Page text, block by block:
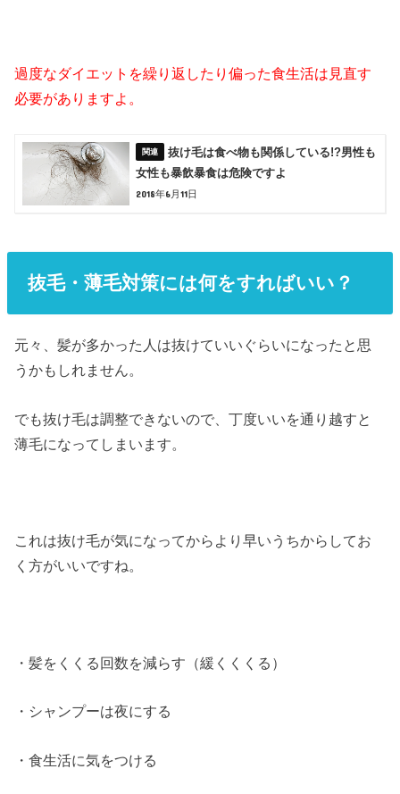
過度なダイエットを繰り返したり偏った食生活は見直す
必要がありますよ。
抜け毛は食べ物も関係している!?男性も
女性も暴飲暴食は危険ですよ
2018年6月11日
抜毛・薄毛対策には何をすればいい？
元々、髪が多かった人は抜けていいぐらいになったと思
うかもしれません。
でも抜け毛は調整できないので、丁度いいを通り越すと
薄毛になってしまいます。
これは抜け毛が気になってからより早いうちからしてお
く方がいいですね。
・髪をくくる回数を減らす（緩くくくる）
・シャンプーは夜にする
・食生活に気をつける